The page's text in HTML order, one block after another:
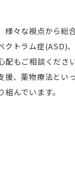
々な視点から
クトラム症
もご相談ください
、薬物療法と
んでいます。